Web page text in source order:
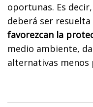
oportunas. Es
deberá ser resuelta
favorezcan la
medio ambiente,
alternativas menos